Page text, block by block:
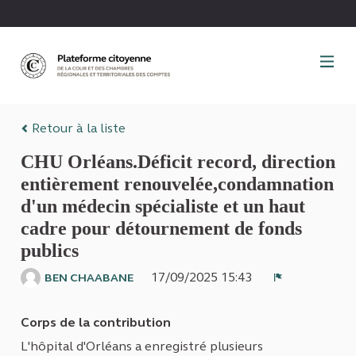
Retour à la liste
CHU Orléans.Déficit record, direction
entièrement renouvelée,condamnation
d'un médecin spécialiste et un haut
cadre pour détournement de fonds
publics
BEN CHAABANE
17/09/2025 15:43
Corps de la contribution
L'hôpital d'Orléans a enregistré plusieurs